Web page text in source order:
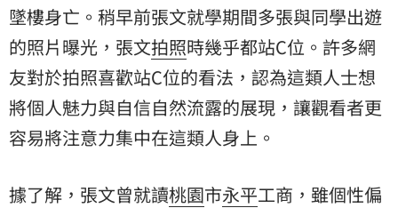
墜樓身亡。稍早前張文就學期間多張與同學出遊
的照片曝光，張文拍照時幾乎都站C位。許多網
友對於拍照喜歡站C位的看法，認為這類人士想
將個人魅力與自信自然流露的展現，讓觀看者更
容易將注意力集中在這類人身上。
據了解，張文曾就讀桃園市永平工商，雖個性偏